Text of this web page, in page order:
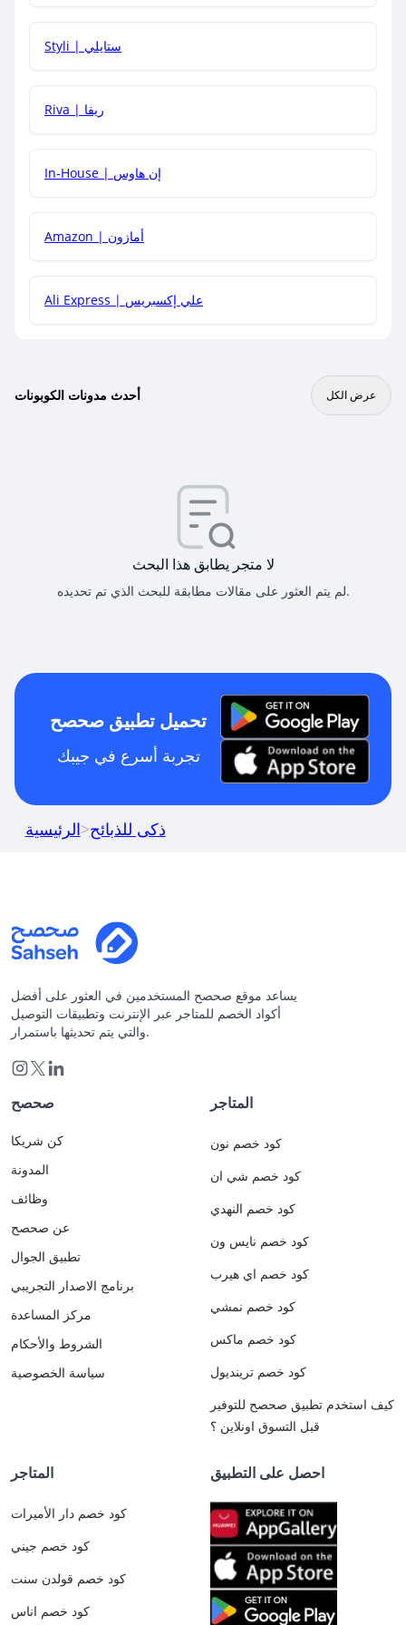
هل يمكنني جمع كود خصم مع العروض الأخرى؟
Styli | ستايلي
Riva | ريفا
In-House | إن هاوس
Amazon | أمازون
Ali Express | علي إكسبريس
أحدث مدونات الكوبونات عرض الكل
لا متجر يطابق هذا البحث
لم يتم العثور على مقالات مطابقة للبحث الذي تم تحديده.
تحميل تطبيق صحصح
تجربة أسرع في جيبك
الرئيسية>ذكى للذبائح
يساعد موقع صحصح المستخدمين في العثور على أفضل
أكواد الخصم للمتاجر عبر الإنترنت وتطبيقات التوصيل
والتي يتم تحديثها باستمرار.
صحصح
كن شريكا
المدونة
وظائف
عن صحصح
تطبيق الجوال
برنامج الاصدار التجريبي
مركز المساعدة
الشروط والأحكام
سياسة الخصوصية
المتاجر
كود خصم نون
كود خصم شي ان
كود خصم النهدي
كود خصم نايس ون
كود خصم اي هيرب
كود خصم نمشي
كود خصم ماكس
كود خصم ترينديول
كيف استخدم تطبيق صحصح للتوفير
قبل التسوق اونلاين ؟
المتاجر
كود خصم دار الأميرات
كود خصم جيني
كود خصم قولدن سنت
كود خصم اناس
احصل على التطبيق